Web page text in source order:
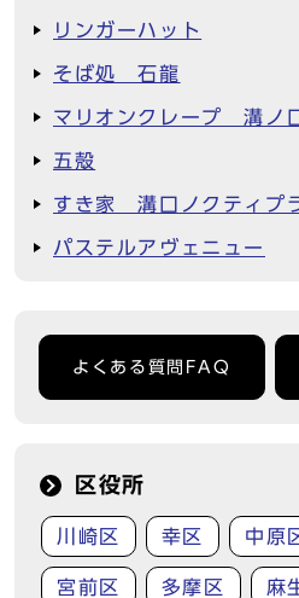
リンガーハット
そば処 石龍
マリオンクレープ 溝ノ
五殻
すき家 溝口ノクティプ
パステルアヴェニュー
よくある質問FAQ
区役所
川崎区 幸区 中原
宮前区 多摩区 麻